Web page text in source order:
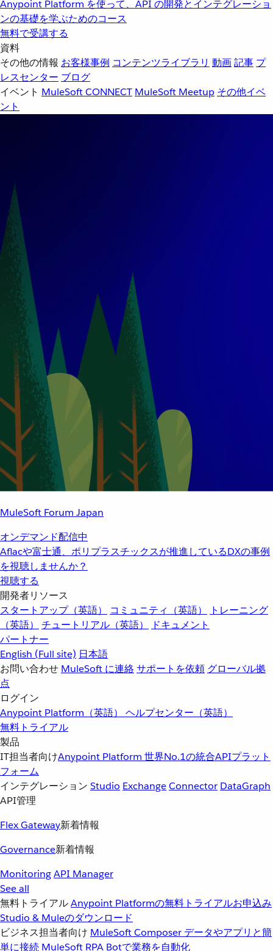
Anypoint Platform を使って、API の開発とインテグレーショ
ンの基礎を学ぶためのコース
無料で受講する
資料
その他の情報 お客様事例 コンテンツライブラリ 動画記事 プ
レスセンター ブログ
イベント MuleSoft CONNECT MuleSoft Meetup その他イベ
ント
MuleSoft Forum Japan
オンデマンド配信中
Aflacや富士通、ポリプラスチックスが推進しているDXの事例
を視聴しませんか？
視聴する
開発者リソース
スタートアップ（英語）
コミュニティ（英語）
トレーニング
（英語）
チュートリアル（英語）
ドキュメント
パートナー
English (Full site) 日本語
お問い合わせ MuleSoft に連絡サポートを依頼 グローバル拠
点
ログイン
Anypoint Platform（英語） ヘルプセンター（英語）
無料トライアル
製品
IT担当者向けAnypoint Platform 世界No.1の統合APIプラット
フォーム
インテグレーション Studio ExchangeConnector DataGraph
API管理
Flex Gateway新着情報
Governance新着情報
MonitoringAPI Manager
See all
無料トライアルAnypoint Platformの無料トライアルお申込み
Studio & Muleのダウンロード
ビジネス担当者向け MuleSoft Composer データやアプリと簡
単に接続 MuleSoft RPA Botで業務を自動化